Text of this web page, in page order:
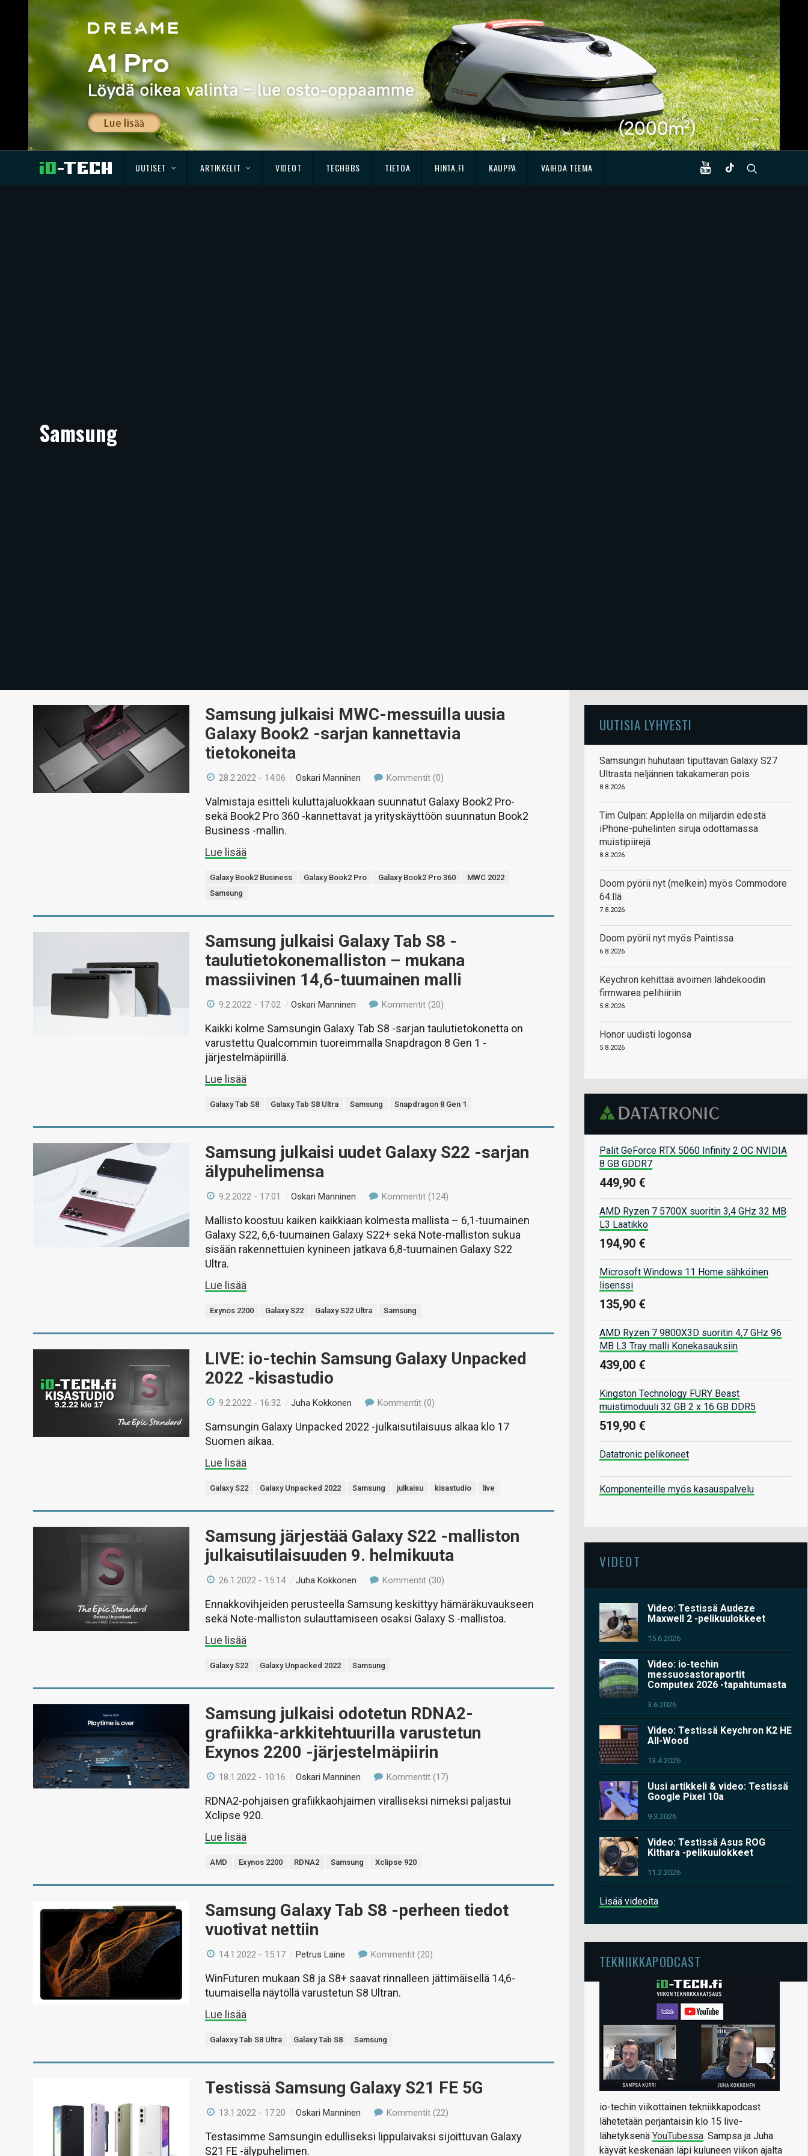
UUTISET ARTIKKELIT VIDEOT TECHBBS TIETOA HINTA.FI KAUPPA VAIHDA TEEMA
Samsung
Samsung julkaisi MWC-messuilla uusia
Galaxy Book2 -sarjan kannettavia
tietokoneita
28.2.2022 - 14:06 /Oskari Manninen Kommentit (0)
Valmistaja esitteli kuluttajaluokkaan suunnatut Galaxy Book2 Pro-
sekä Book2 Pro 360 -kannettavat ja yrityskäyttöön suunnatun Book2
Business -mallin.
Lue lisää
Galaxy Book2 Business Galaxy Book2 Pro Galaxy Book2 Pro 360
MWC 2022
Samsung
Samsung julkaisi Galaxy Tab S8 -
taulutietokonemalliston – mukana
massiivinen 14,6-tuumainen malli
9.2.2022 - 17:02 /Oskari Manninen Kommentit (20)
Kaikki kolme Samsungin Galaxy Tab S8 -sarjan taulutietokonetta on
varustettu Qualcommin tuoreimmalla Snapdragon 8 Gen 1 -
järjestelmäpiirillä.
Lue lisää
Galaxy Tab S8 Galaxy Tab S8 Ultra Samsung Snapdragon 8 Gen 1
Samsung julkaisi uudet Galaxy S22 -sarjan
älypuhelimensa
9.2.2022 - 17:01 /Oskari Manninen Kommentit (124)
Mallisto koostuu kaiken kaikkiaan kolmesta mallista – 6,1-tuumainen
Galaxy S22, 6,6-tuumainen Galaxy S22+ sekä Note-malliston sukua
sisään rakennettuien kynineen jatkava 6,8-tuumainen Galaxy S22
Ultra.
Lue lisää
Exynos 2200 Galaxy S22 Galaxy S22 Ultra Samsung
LIVE: io-techin Samsung Galaxy Unpacked
2022 -kisastudio
9.2.2022 - 16:32 /Juha Kokkonen Kommentit (0)
Samsungin Galaxy Unpacked 2022 -julkaisutilaisuus alkaa klo 17
Suomen aikaa.
Lue lisää
Galaxy S22 Galaxy Unpacked 2022 Samsung julkaisu kisastudio live
Samsung järjestää Galaxy S22 -malliston
julkaisutilaisuuden 9. helmikuuta
26.1.2022 - 15:14 /Juha Kokkonen Kommentit (30)
Ennakkovihjeiden perusteella Samsung keskittyy hämäräkuvaukseen
sekä Note-malliston sulauttamiseen osaksi Galaxy S -mallistoa.
Lue lisää
Galaxy S22 Galaxy Unpacked 2022 Samsung
Samsung julkaisi odotetun RDNA2-
grafiikka-arkkitehtuurilla varustetun
Exynos 2200 -järjestelmäpiirin
18.1.2022 - 10:16 /Oskari Manninen Kommentit (17)
RDNA2-pohjaisen grafiikkaohjaimen viralliseksi nimeksi paljastui
Xclipse 920.
Lue lisää
AMD Exynos 2200 RDNA2 Samsung Xclipse 920
Samsung Galaxy Tab S8 -perheen tiedot
vuotivat nettiin
14.1.2022 - 15:17 /Petrus Laine Kommentit (20)
WinFuturen mukaan S8 ja S8+ saavat rinnalleen jättimäisellä 14,6-
tuumaisella näytöllä varustetun S8 Ultran.
Lue lisää
Galaxxy Tab S8 Ultra Galaxy Tab S8 Samsung
Testissä Samsung Galaxy S21 FE 5G
13.1.2022 - 17:20 /Oskari Manninen Kommentit (22)
Testasimme Samsungin edulliseksi lippulaivaksi sijoittuvan Galaxy
S21 FE -älypuhelimen.
UUTISIA LYHYESTI
Samsungin huhutaan tiputtavan Galaxy S27
Ultrasta neljännen takakameran pois
8.8.2026
Tim Culpan: Applella on miljardin edestä
iPhone-puhelinten siruja odottamassa
muistipiirejä
8.8.2026
Doom pyörii nyt (melkein) myös Commodore
64:llä
7.8.2026
Doom pyörii nyt myös Paintissa
6.8.2026
Keychron kehittää avoimen lähdekoodin
firmwarea pelihiiriin
5.8.2026
Honor uudisti logonsa
5.8.2026
Palit GeForce RTX 5060 Infinity 2 OC NVIDIA
8 GB GDDR7
449,90 €
AMD Ryzen 7 5700X suoritin 3,4 GHz 32 MB
L3 Laatikko
194,90 €
Microsoft Windows 11 Home sähköinen
lisenssi
135,90 €
AMD Ryzen 7 9800X3D suoritin 4,7 GHz 96
MB L3 Tray malli Konekasauksiin
439,00 €
Kingston Technology FURY Beast
muistimoduuli 32 GB 2 x 16 GB DDR5
519,90 €
Datatronic pelikoneet
Komponenteille myös kasauspalvelu
VIDEOT
Video: Testissä Audeze
Maxwell 2 -pelikuulokkeet
15.6.2026
Video: io-techin
messuosastoraportit
Computex 2026 -tapahtumasta
3.6.2026
Video: Testissä Keychron K2 HE
All-Wood
13.4.2026
Uusi artikkeli & video: Testissä
Google Pixel 10a
9.3.2026
Video: Testissä Asus ROG
Kithara -pelikuulokkeet
11.2.2026
Lisää videoita
TEKNIIKKAPODCAST
io-techin viikottainen tekniikkapodcast
lähetetään perjantaisin klo 15 live-
lähetyksenä YouTubessa. Sampsa ja Juha
käyvät keskenään läpi kuluneen viikon ajalta